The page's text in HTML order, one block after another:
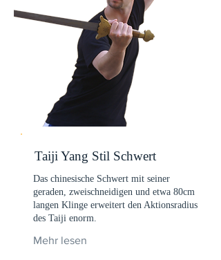
Taiji Yang Stil Schwert
Das chinesische Schwert mit seiner
geraden, zweischneidigen und etwa 80cm
langen Klinge erweitert den Aktionsradius
des Taiji enorm.
Mehr lesen